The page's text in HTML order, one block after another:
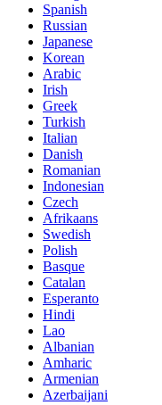
Spanish
Russian
Japanese
Korean
Arabic
Irish
Greek
Turkish
Italian
Danish
Romanian
Indonesian
Czech
Afrikaans
Swedish
Polish
Basque
Catalan
Esperanto
Hindi
Lao
Albanian
Amharic
Armenian
Azerbaijani